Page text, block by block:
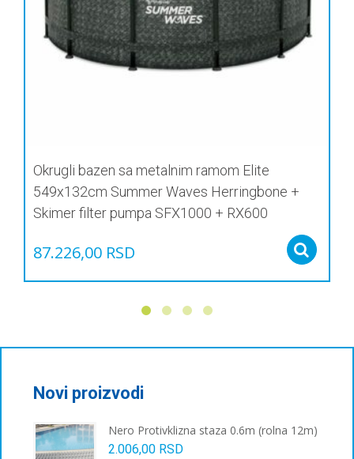
Okrugli bazen sa metalnim ramom Elite
549x132cm Summer Waves Herringbone +
Skimer filter pumpa SFX1000 + RX600
87.226,00 RSD
Novi proizvodi
Nero Protivklizna staza 0.6m (rolna 12m)
2.006,00 RSD